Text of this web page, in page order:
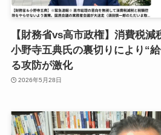
【財務省vs高市政権】消費税
小野寺五典氏の裏切りにより“
る攻防が激化
2026年5月28日